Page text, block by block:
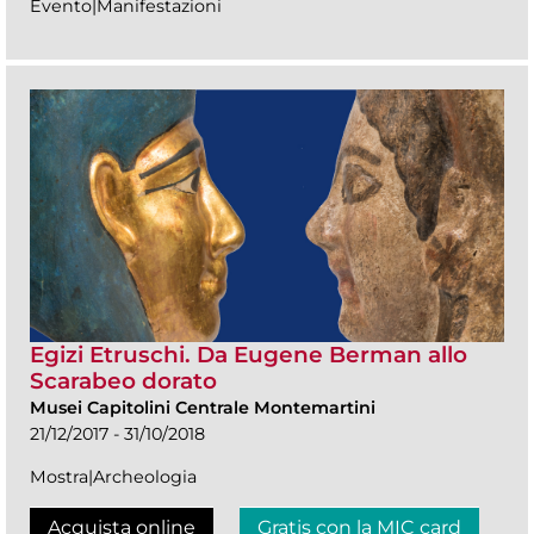
Evento|Manifestazioni
Egizi Etruschi. Da Eugene Berman allo
Scarabeo dorato
Musei Capitolini Centrale Montemartini
21/12/2017 - 31/10/2018
Mostra|Archeologia
Acquista online Gratis con la MIC card